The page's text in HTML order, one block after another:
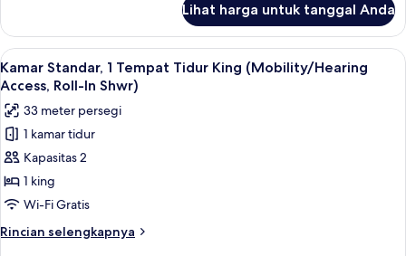
Kamar,
Tempat
Tidur
Lihat harga untuk tanggal Anda
Lihat
semua
foto
untuk
Kamar
Standar,
1
Tempat
Tidur
King
Seprai premium, brankas, meja
10
Kamar Standar, 1 Tempat Tidur King (Mobility/Hearing
Access, Roll-In Shwr)
33 meter persegi
1 kamar tidur
Kapasitas 2
1 king
Wi-Fi Gratis
Rincian selengkapnya
Rincian